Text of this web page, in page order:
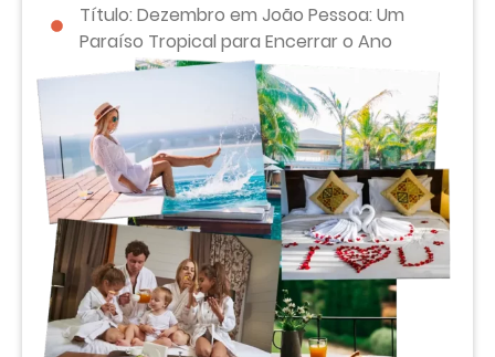
Título: Dezembro em João Pessoa: Um
Paraíso Tropical para Encerrar o Ano